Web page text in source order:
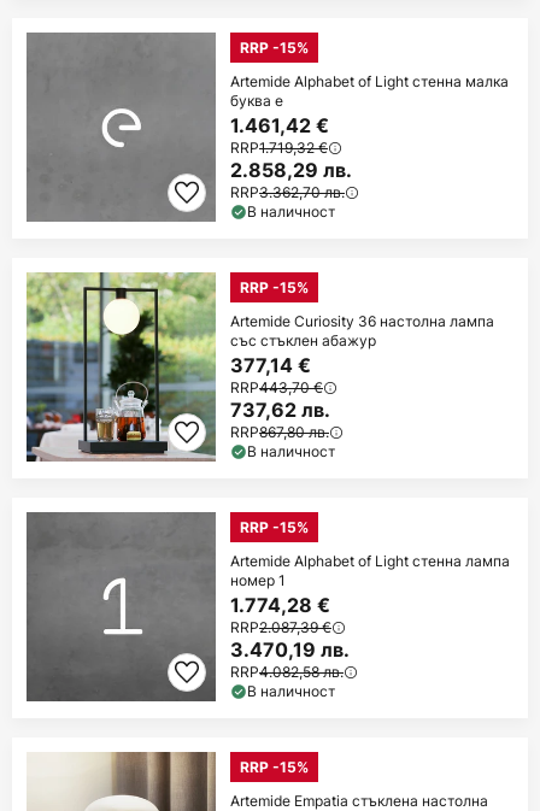
RRP -15%
Artemide Alphabet of Light стенна малка
буква e
1.461,42 €
RRP1.719,32 €
2.858,29 лв.
RRP3.362,70 лв.
В наличност
RRP -15%
Artemide Curiosity 36 настолна лампа
със стъклен абажур
377,14 €
RRP443,70 €
737,62 лв.
RRP867,80 лв.
В наличност
RRP -15%
Artemide Alphabet of Light стенна лампа
номер 1
1.774,28 €
RRP2.087,39 €
3.470,19 лв.
RRP4.082,58 лв.
В наличност
RRP -15%
Artemide Empatia стъклена настолна